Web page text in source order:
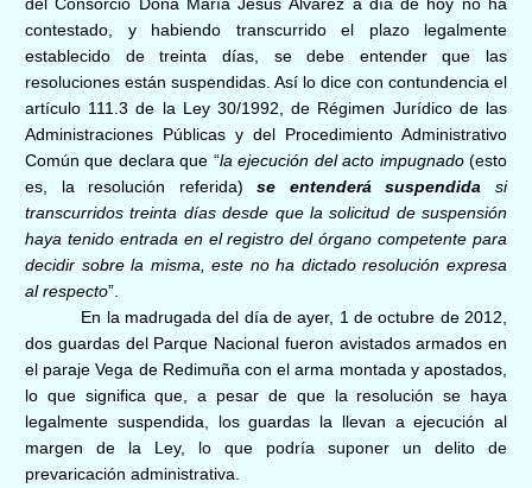
contestado, y habiendo transcurrido el plazo legalmente
establecido de treinta días, se debe entender que las
resoluciones están suspendidas. Así lo dice con contundencia el
artículo 111.3 de la Ley 30/1992, de Régimen Jurídico de las
Administraciones Públicas y del Procedimiento Administrativo
Común que declara que “la ejecución del acto impugnado(esto
es, la resolución referida)se entenderá suspendida si
transcurridos treinta días desde que la solicitud de suspensión
haya tenido entrada en el registro del órgano competente para
decidir sobre la misma, este no ha dictado resolución expresa
al respecto”.
En la madrugada del día de ayer, 1 de octubre de 2012,
dos guardas del Parque Nacional fueron avistados armados en
el paraje Vega de Redimuña con el arma montada y apostados,
lo que significa que, a pesar de que la resolución se haya
legalmente suspendida, los guardas la llevan a ejecución al
margen de la Ley, lo que podría suponer un delito de
prevaricación administrativa.